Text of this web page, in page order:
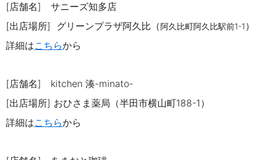
[店舗名] サニーズ知多店
[出店場所]
グリーンプラザ阿久比 （阿久比町阿久比駅前1-1）
詳細はこちらから
[店舗名] kitchen 湊-minato-
[出店場所] おひさま薬局（半田市横山町188-1 ）
詳細はこちらから